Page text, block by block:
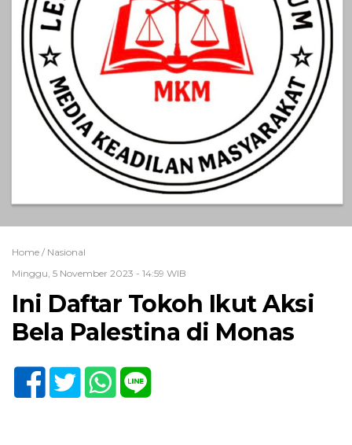
Home / Nasional
Minggu, 5 November 2023 - 14:59 WIB
Ini Daftar Tokoh Ikut Aksi
Bela Palestina di Monas